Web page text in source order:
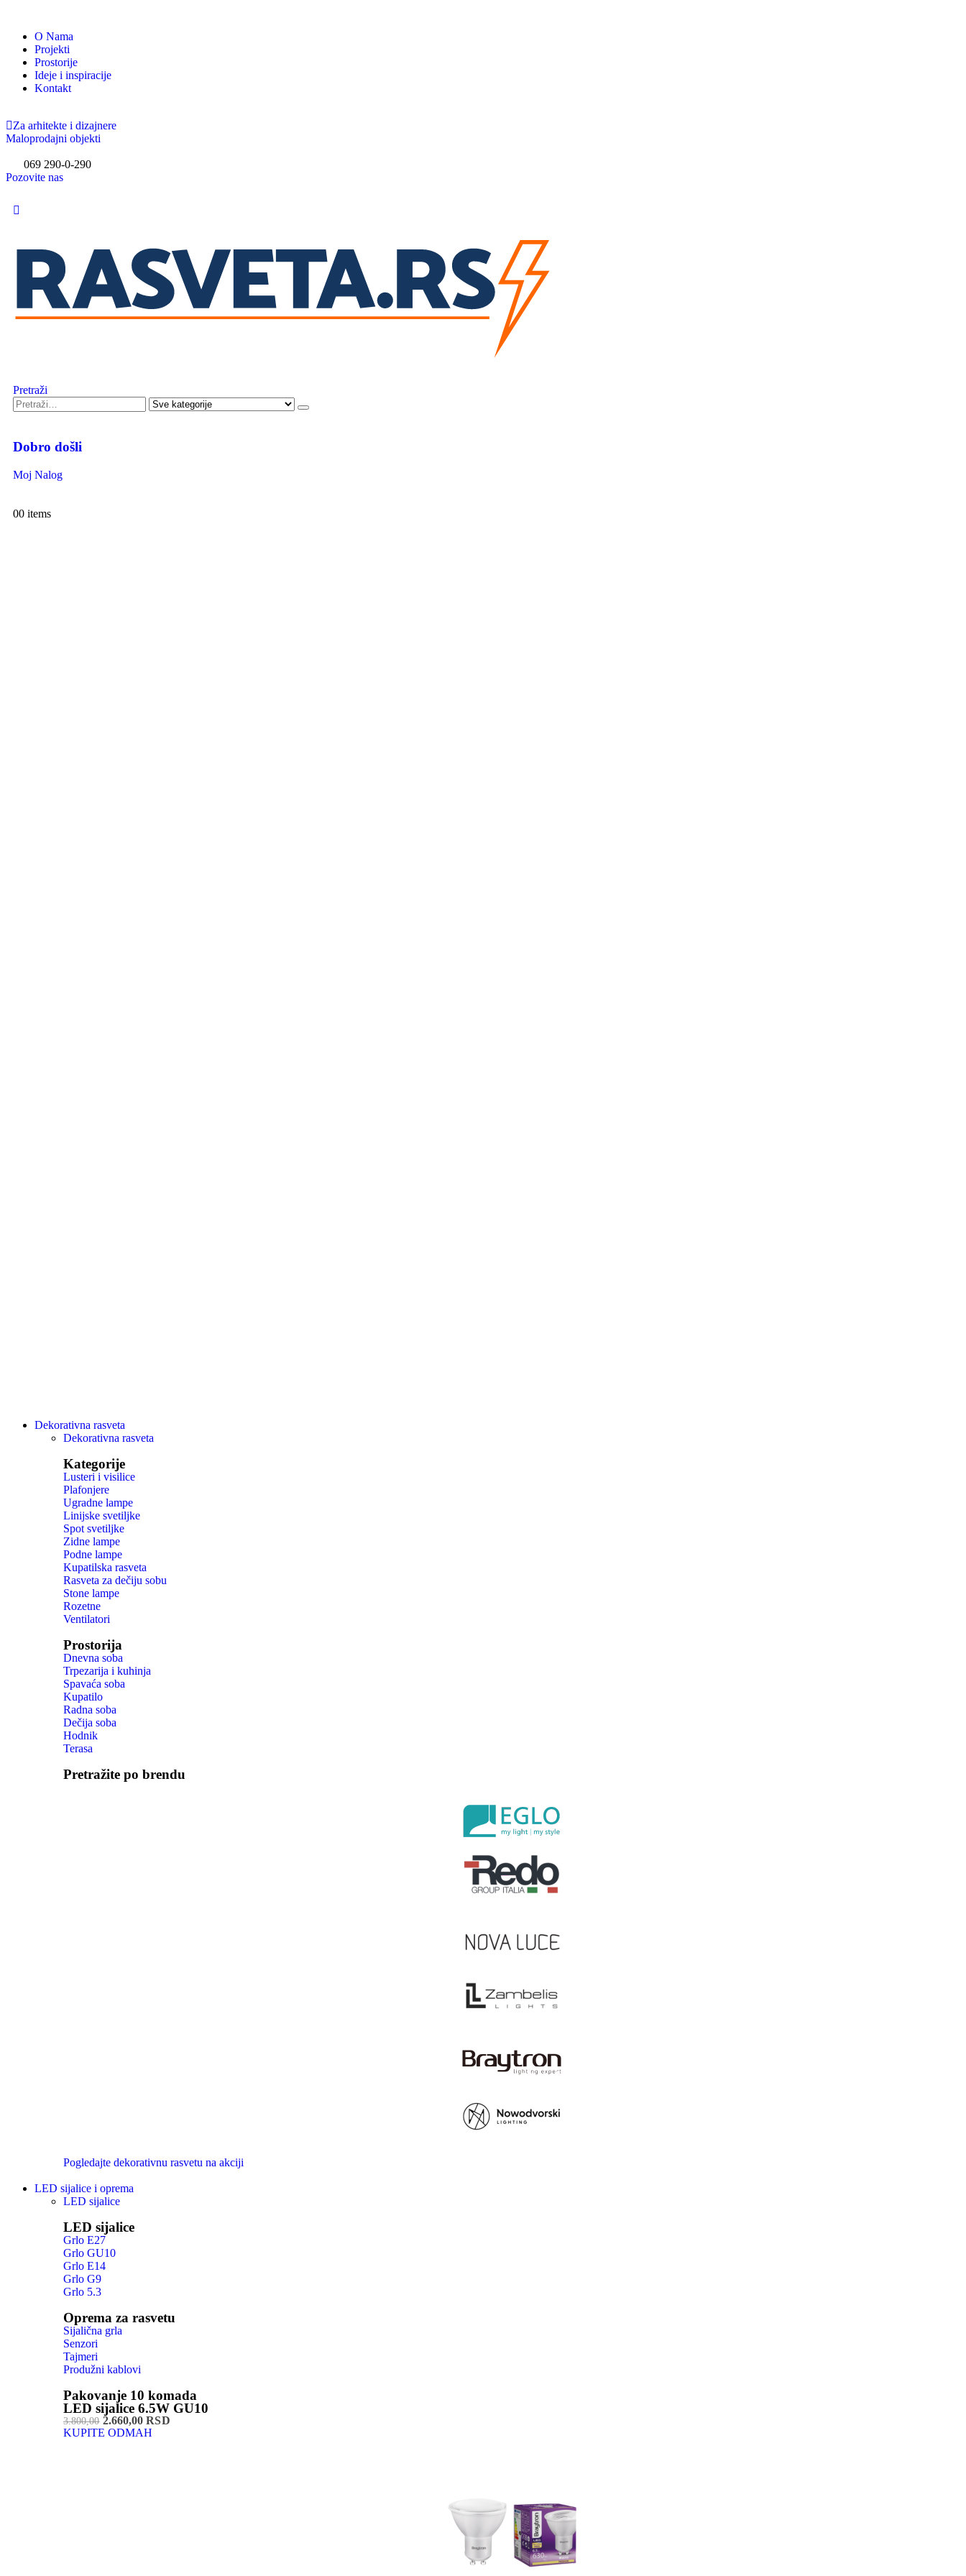
O Nama
Projekti
Prostorije
Ideje i inspiracije
Kontakt
Za arhitekte i dizajnere
Maloprodajni objekti
069 290-0-290
Pozovite nas
Pretraži
Dobro došli
Moj Nalog
00 items
Dekorativna rasveta
Dekorativna rasveta
Kategorije
Lusteri i visilice
Plafonjere
Ugradne lampe
Linijske svetiljke
Spot svetiljke
Zidne lampe
Podne lampe
Kupatilska rasveta
Rasveta za dečiju sobu
Stone lampe
Rozetne
Ventilatori
Prostorija
Dnevna soba
Trpezarija i kuhinja
Spavaća soba
Kupatilo
Radna soba
Dečija soba
Hodnik
Terasa
Pretražite po brendu
Pogledajte dekorativnu rasvetu na akciji
LED sijalice i oprema
LED sijalice
LED sijalice
Grlo E27
Grlo GU10
Grlo E14
Grlo G9
Grlo 5.3
Oprema za rasvetu
Sijalična grla
Senzori
Tajmeri
Produžni kablovi
Pakovanje 10 komada
LED sijalice 6.5W GU10
3.800,002.660,00 RSD
KUPITE ODMAH